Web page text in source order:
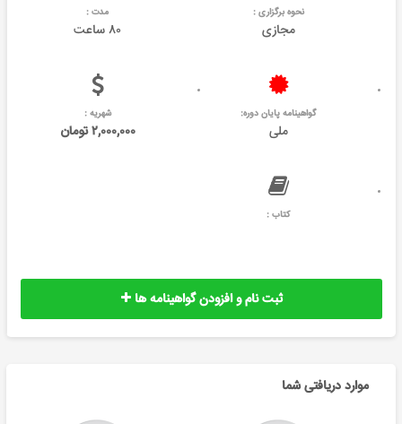
نحوه برگزاری :
مجازی
مدت :
۸۰ ساعت
گواهینامه پایان دوره:
ملی
شهریه :
۲,۰۰۰,۰۰۰ تومان
کتاب :
ثبت نام و افزودن گواهینامه ها
موارد دریافتی شما